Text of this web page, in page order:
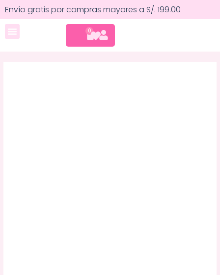
al
contenido
Envío gratis por compras mayores a S/. 199.00
0
CART
Esponja
miracle
airblend